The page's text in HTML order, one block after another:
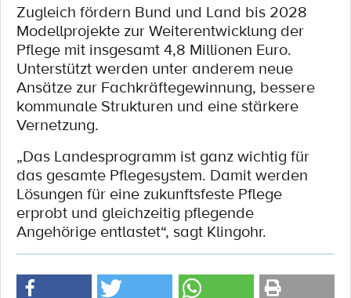
Zugleich fördern Bund und Land bis 2028
Modellprojekte zur Weiterentwicklung der
Pflege mit insgesamt 4,8 Millionen Euro.
Unterstützt werden unter anderem neue
Ansätze zur Fachkräftegewinnung, bessere
kommunale Strukturen und eine stärkere
Vernetzung.
„Das Landesprogramm ist ganz wichtig für
das gesamte Pflegesystem. Damit werden
Lösungen für eine zukunftsfeste Pflege
erprobt und gleichzeitig pflegende
Angehörige entlastet“, sagt Klingohr.